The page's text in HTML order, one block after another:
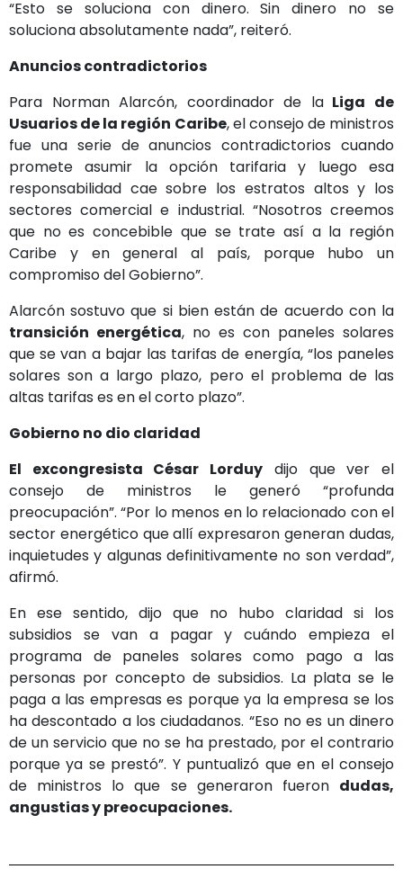
“Esto se soluciona con dinero. Sin dinero no se
soluciona absolutamente nada”, reiteró.
Anuncios contradictorios
Para Norman Alarcón, coordinador de laLiga de
Usuarios de la región Caribe, el consejo de ministros
fue una serie de anuncios contradictorios cuando
promete asumir la opción tarifaria y luego esa
responsabilidad cae sobre los estratos altos y los
sectores comercial e industrial. “Nosotros creemos
que no es concebible que se trate así a la región
Caribe y en general al país, porque hubo un
compromiso del Gobierno”.
Alarcón sostuvo que si bien están de acuerdo con la
transición energética, no es con paneles solares
que se van a bajar las tarifas de energía, “los paneles
solares son a largo plazo, pero el problema de las
altas tarifas es en el corto plazo”.
Gobierno no dio claridad
El excongresista César Lorduy dijo que ver el
consejo de ministros le generó “profunda
preocupación”. “Por lo menos en lo relacionado con el
sector energético que allí expresaron generan dudas,
inquietudes y algunas definitivamente no son verdad”,
afirmó.
En ese sentido, dijo que no hubo claridad si los
subsidios se van a pagar y cuándo empieza el
programa de paneles solares como pago a las
personas por concepto de subsidios. La plata se le
paga a las empresas es porque ya la empresa se los
ha descontado a los ciudadanos. “Eso no es un dinero
de un servicio que no se ha prestado, por el contrario
porque ya se prestó”. Y puntualizó que en el consejo
de ministros lo que se generaron fueron dudas,
angustias y preocupaciones.